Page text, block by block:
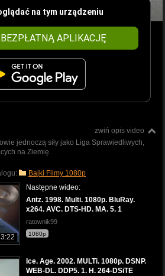
na tym urządzeniu
APLIKACJĘ
zwiń opis video
jednoczą siły jako Liga Sprawiedliwych,
na Ziemię.
Bajki Filmy 1080p
Następne wideo:
Antz. 1998. Multi. 1080p. BluRay.
x264. AVC. DTS-HD. MA. 5. 1
ratownik99
1080p
Ice. Age. 2002. MULTi. 1080p. DSNP.
WEB-DL. DDP5. 1. H. 264-DSiTE